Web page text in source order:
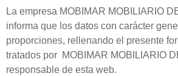
La empresa MOBIMAR MOBILIARIO
informa que los datos con carácter
proporciones, rellenando el presente
tratados por MOBIMAR MOBILIARIO
responsable de esta web.